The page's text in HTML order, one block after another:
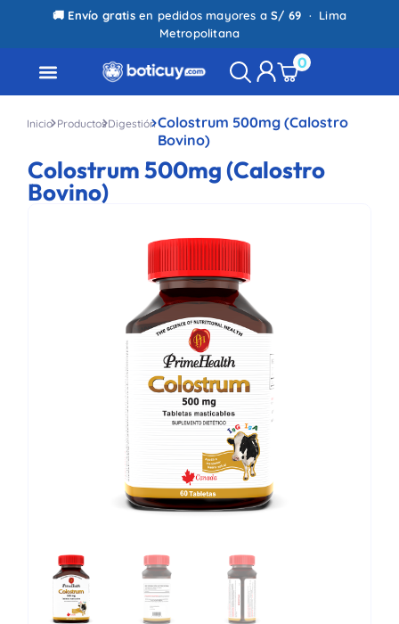
🚚 Envío gratisen pedidos mayores aS/ 69 · Lima
Metropolitana
0
Inicio ProductosDigestiónColostrum 500mg (Calostro
Bovino)
Colostrum 500mg (Calostro
Bovino)